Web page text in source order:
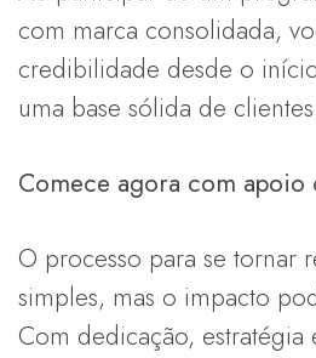
com marca consolidada,
credibilidade desde o
uma base sólida de
Comece agora com apoio
O processo para se tornar
simples, mas o impacto
Com dedicação, estratégia